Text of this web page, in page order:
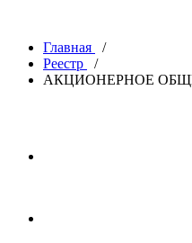
Главная
/
Реестр
/
АКЦИОНЕРНОЕ